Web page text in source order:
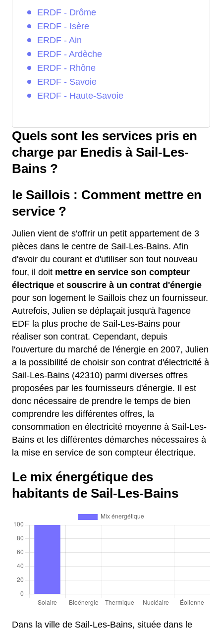
ERDF - Drôme
ERDF - Isère
ERDF - Ain
ERDF - Ardèche
ERDF - Rhône
ERDF - Savoie
ERDF - Haute-Savoie
Quels sont les services pris en
charge par Enedis à Sail-Les-
Bains ?
le Saillois : Comment mettre en
service ?
Julien vient de s'offrir un petit appartement de 3
pièces dans le centre de Sail-Les-Bains. Afin
d'avoir du courant et d'utiliser son tout nouveau
four, il doit mettre en service son compteur
électrique et souscrire à un contrat d'énergie
pour son logement le Saillois chez un fournisseur.
Autrefois, Julien se déplaçait jusqu'à l'agence
EDF la plus proche de Sail-Les-Bains pour
réaliser son contrat. Cependant, depuis
l'ouverture du marché de l'énergie en 2007, Julien
a la possibilité de choisir son contrat d'électricité à
Sail-Les-Bains (42310) parmi diverses offres
proposées par les fournisseurs d'énergie. Il est
donc nécessaire de prendre le temps de bien
comprendre les différentes offres, la
consommation en électricité moyenne à Sail-Les-
Bains et les différentes démarches nécessaires à
la mise en service de son compteur électrique.
Le mix énergétique des
habitants de Sail-Les-Bains
Dans la ville de Sail-Les-Bains, située dans le